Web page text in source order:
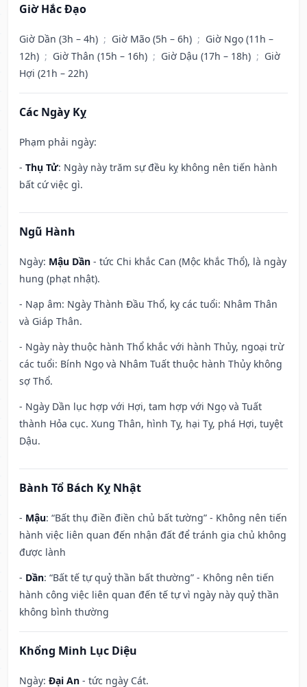
Giờ Hắc Đạo
Giờ Dần (3h – 4h) ; Giờ Mão (5h – 6h) ; Giờ Ngọ (11h –
12h) ; Giờ Thân (15h – 16h) ; Giờ Dậu (17h – 18h) ; Giờ
Hợi (21h – 22h)
Các Ngày Kỵ
Phạm phải ngày:
- Thụ Tử: Ngày này trăm sự đều kỵ không nên tiến hành
bất cứ việc gì.
Ngũ Hành
Ngày: Mậu Dần - tức Chi khắc Can (Mộc khắc Thổ), là ngày
hung (phạt nhật).
- Nạp âm: Ngày Thành Đầu Thổ, kỵ các tuổi: Nhâm Thân
và Giáp Thân.
- Ngày này thuộc hành Thổ khắc với hành Thủy, ngoại trừ
các tuổi: Bính Ngọ và Nhâm Tuất thuộc hành Thủy không
sợ Thổ.
- Ngày Dần lục hợp với Hợi, tam hợp với Ngọ và Tuất
thành Hỏa cục. Xung Thân, hình Tỵ, hại Tỵ, phá Hợi, tuyệt
Dậu.
Bành Tổ Bách Kỵ Nhật
- Mậu: “Bất thụ điền điền chủ bất tường” - Không nên tiến
hành việc liên quan đến nhận đất để tránh gia chủ không
được lành
- Dần: “Bất tế tự quỷ thần bất thường” - Không nên tiến
hành công việc liên quan đến tế tự vì ngày này quỷ thần
không bình thường
Khổng Minh Lục Diệu
Ngày: Đại An - tức ngày Cát.